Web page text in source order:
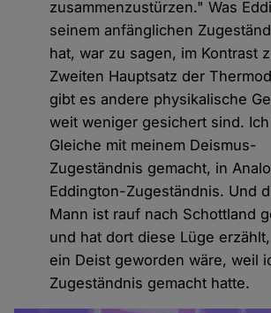
zusammenzustürzen." Was
seinem anfänglichen
hat, war zu sagen, im Kontrast
Zweiten Hauptsatz der
gibt es andere physikalische
weit weniger gesichert sind.
Gleiche mit meinem Deismus-
Zugeständnis gemacht, in
Eddington-Zugeständnis. Und
Mann ist rauf nach Schottland
und hat dort diese Lüge
ein Deist geworden wäre, weil
Zugeständnis gemacht hatte.